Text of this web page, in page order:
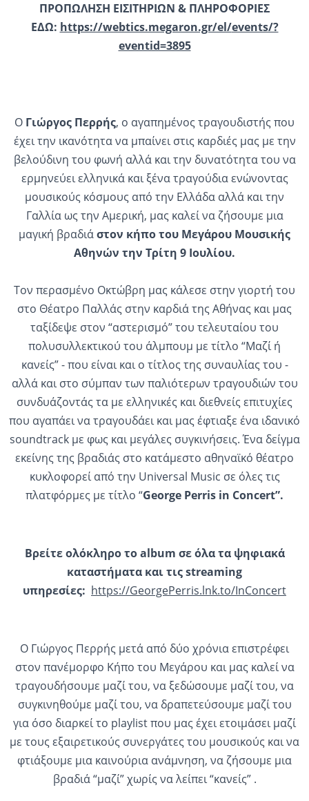
ΠΡΟΠΩΛΗΣΗ ΕΙΣΙΤΗΡΙΩΝ & ΠΛΗΡΟΦΟΡΙΕΣ
ΕΔΩ: https://webtics.megaron.gr/el/events/?
eventid=3895
O Γιώργος Περρής, ο αγαπημένος τραγουδιστής που
έχει την ικανότητα να μπαίνει στις καρδιές μας με την
βελούδινη του φωνή αλλά και την δυνατότητα του να
ερμηνεύει ελληνικά και ξένα τραγούδια ενώνοντας
μουσικούς κόσμους από την Ελλάδα αλλά και την
Γαλλία ως την Αμερική, μας καλεί να ζήσουμε μια
μαγική βραδιάστον κήπο του Μεγάρου Μουσικής
Αθηνών την Τρίτη 9 Ιουλίου.
Τον περασμένο Οκτώβρη μας κάλεσε στην γιορτή του
στο Θέατρο Παλλάς στην καρδιά της Αθήνας και μας
ταξίδεψε στον “αστερισμό” του τελευταίου του
πολυσυλλεκτικού του άλμπουμ με τίτλο “Μαζί ή
κανείς” - που είναι και ο τίτλος της συναυλίας του -
αλλά και στο σύμπαν των παλιότερων τραγουδιών του
συνδυάζοντάς τα με ελληνικές και διεθνείς επιτυχίες
που αγαπάει να τραγουδάει και μας έφτιαξε ένα ιδανικό
soundtrack με φως και μεγάλες συγκινήσεις. Ένα δείγμα
εκείνης της βραδιάς στο κατάμεστο αθηναϊκό θέατρο
κυκλοφορεί από την Universal Music σε όλες τις
πλατφόρμες με τίτλο “George Perris in Concert”.
Βρείτε ολόκληρο το album σε όλα τα ψηφιακά
καταστήματα και τις streaming
υπηρεσίες: https://GeorgePerris.lnk.to/InConcert
Ο Γιώργος Περρής μετά από δύο χρόνια επιστρέφει
στον πανέμορφο Κήπο του Μεγάρου και μας καλεί να
τραγουδήσουμε μαζί του, να ξεδώσουμε μαζί του, να
συγκινηθούμε μαζί του, να δραπετεύσουμε μαζί του
για όσο διαρκεί το playlist που μας έχει ετοιμάσει μαζί
με τους εξαιρετικούς συνεργάτες του μουσικούς και να
φτιάξουμε μια καινούρια ανάμνηση, να ζήσουμε μια
βραδιά “μαζί” χωρίς να λείπει “κανείς” .